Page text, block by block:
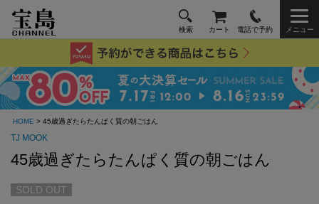
検索 カート 電話で予約 メニュー
HOME > 45歳過ぎたらたんぱく質の朝ごはん
TJ MOOK
45歳過ぎたらたんぱく質の朝ごはん
SOLD OUT